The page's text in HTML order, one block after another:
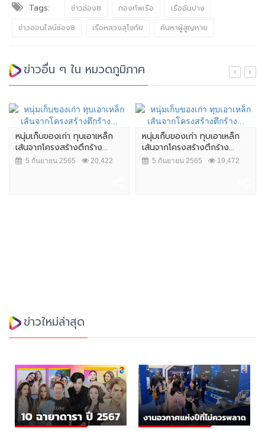
Tags: ข่าวช่อง8 กองทัพเรือ
เรืออับปาง
ข่าวออนไลน์ช่อง8
เรือหลวงสุโขทัย ค้นหาผู้สูญหาย
ข่าวอื่น ๆ ใน หมวดภูมิภาค
หนุ่มเก็บของเก่า ทุบเอาเหล็ก
เส้นจากโครงสร้างตึกร้าง...
5 กันยายน 2565 20,422
หนุ่มเก็บของเก่า ทุบเอาเหล็ก
เส้นจากโครงสร้างตึกร้าง...
5 กันยายน 2565 19,472
ข่าวใหม่ล่าสุด